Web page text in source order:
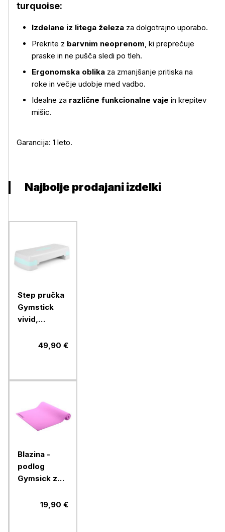
turquoise:
Izdelane iz litega železa za dolgotrajno uporabo.
Prekrite z barvnim neoprenom, ki preprečuje
praske in ne pušča sledi po tleh.
Ergonomska oblika za zmanjšanje pritiska na
roke in večje udobje med vadbo.
Idealne za različne funkcionalne vaje in krepitev
mišic.
Garancija: 1 leto.
Najbolje prodajani izdelki
Step pručka
Gymstick
vivid,
49,90 €
Blazina -
podlog
Gymsick za
19,90 €